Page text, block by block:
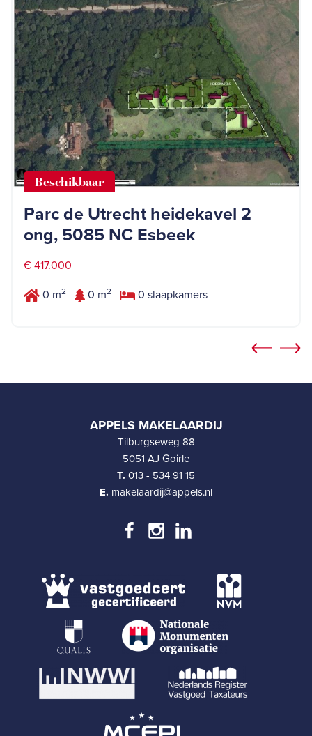
Beschikbaar
Parc de Utrecht heidekavel 2
ong, 5085 NC Esbeek
€ 417.000
0 m2 0 m2 0 slaapkamers
APPELS MAKELAARDIJ
Tilburgseweg 88
5051 AJ Goirle
T. 013 - 534 91 15
E. makelaardij@appels.nl